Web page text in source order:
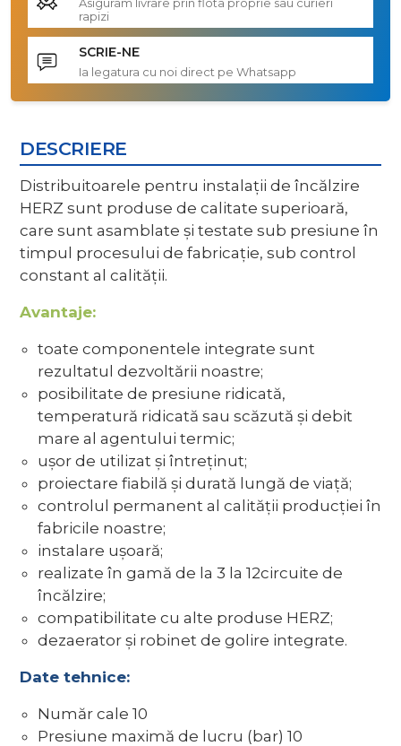
rapizi
SCRIE-NE
Ia legatura cu noi direct pe Whatsapp
DESCRIERE
Distribuitoarele pentru instalații de încălzire
HERZ sunt produse de calitate superioară,
care sunt asamblate și testate sub presiune în
timpul procesului de fabricație, sub control
constant al calității.
Avantaje:
toate componentele integrate sunt
rezultatul dezvoltării noastre;
posibilitate de presiune ridicată,
temperatură ridicată sau scăzută și debit
mare al agentului termic;
ușor de utilizat și întreținut;
proiectare fiabilă și durată lungă de viață;
controlul permanent al calității producției în
fabricile noastre;
instalare ușoară;
realizate în gamă de la 3 la 12circuite de
încălzire;
compatibilitate cu alte produse HERZ;
dezaerator și robinet de golire integrate.
Date tehnice:
Număr cale 10
Presiune maximă de lucru (bar) 10